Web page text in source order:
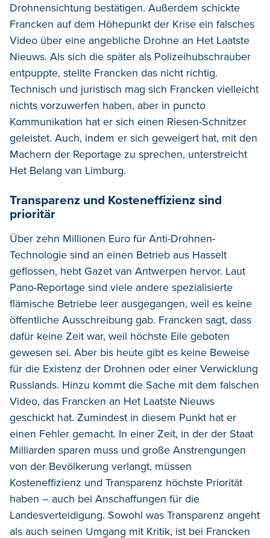
Drohnensichtung bestätigen. Außerdem schickte
Francken auf dem Höhepunkt der Krise ein falsches
Video über eine angebliche Drohne an Het Laatste
Nieuws. Als sich die später als Polizeihubschrauber
entpuppte, stellte Francken das nicht richtig.
Technisch und juristisch mag sich Francken vielleicht
nichts vorzuwerfen haben, aber in puncto
Kommunikation hat er sich einen Riesen-Schnitzer
geleistet. Auch, indem er sich geweigert hat, mit den
Machern der Reportage zu sprechen, unterstreicht
Het Belang van Limburg.
Transparenz und Kosteneffizienz sind
prioritär
Über zehn Millionen Euro für Anti-Drohnen-
Technologie sind an einen Betrieb aus Hasselt
geflossen, hebt Gazet van Antwerpen hervor. Laut
Pano-Reportage sind viele andere spezialisierte
flämische Betriebe leer ausgegangen, weil es keine
öffentliche Ausschreibung gab. Francken sagt, dass
dafür keine Zeit war, weil höchste Eile geboten
gewesen sei. Aber bis heute gibt es keine Beweise
für die Existenz der Drohnen oder einer Verwicklung
Russlands. Hinzu kommt die Sache mit dem falschen
Video, das Francken an Het Laatste Nieuws
geschickt hat. Zumindest in diesem Punkt hat er
einen Fehler gemacht. In einer Zeit, in der der Staat
Milliarden sparen muss und große Anstrengungen
von der Bevölkerung verlangt, müssen
Kosteneffizienz und Transparenz höchste Priorität
haben – auch bei Anschaffungen für die
Landesverteidigung. Sowohl was Transparenz angeht
als auch seinen Umgang mit Kritik, ist bei Francken